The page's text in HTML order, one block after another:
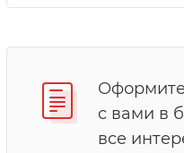
с вами в
все